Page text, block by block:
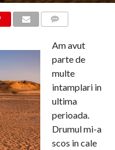
Am avut
parte de
multe
intamplari in
ultima
perioada.
Drumul mi-a
scos in cale